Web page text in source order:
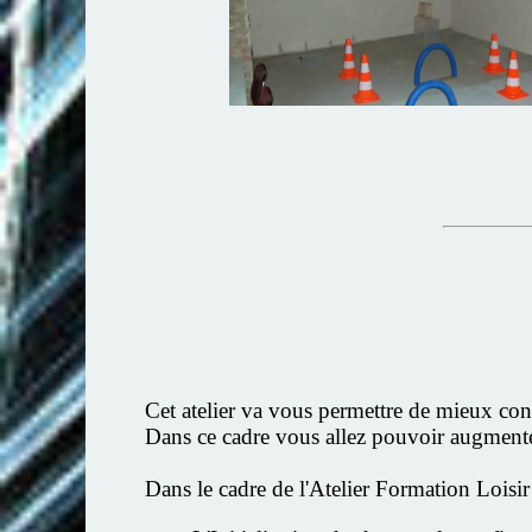
Cet atelier va vous permettre de mieux
Dans ce cadre vous allez pouvoir
Dans le cadre de l'Atelier Formation